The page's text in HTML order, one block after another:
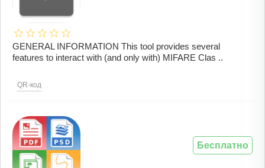
GENERAL INFORMATION This tool provides several
features to interact with (and only with) MIFARE Clas ..
QR-код
Бесплатно